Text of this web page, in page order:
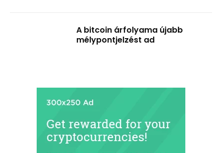
A bitcoin árfolyama újabb
mélypontjelzést ad